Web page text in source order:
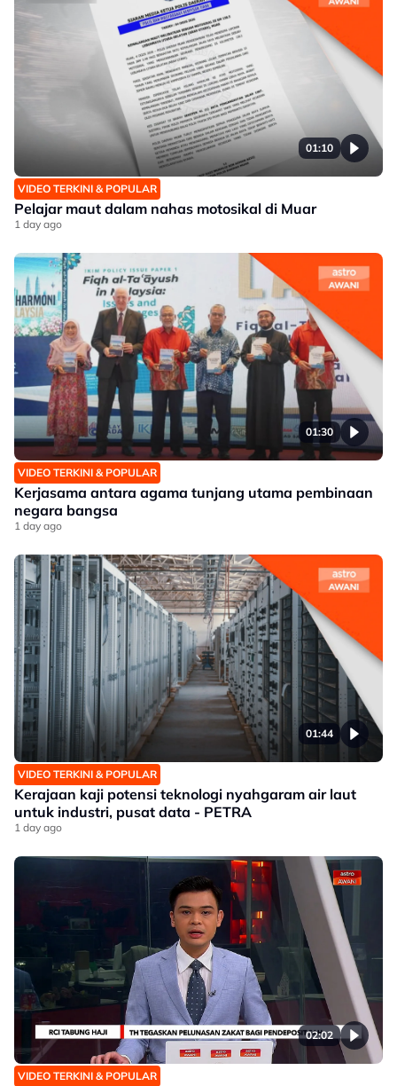
01:10
VIDEO TERKINI & POPULAR
Pelajar maut dalam nahas motosikal di Muar
1 day ago
01:30
VIDEO TERKINI & POPULAR
Kerjasama antara agama tunjang utama pembinaan
negara bangsa
1 day ago
01:44
VIDEO TERKINI & POPULAR
Kerajaan kaji potensi teknologi nyahgaram air laut
untuk industri, pusat data - PETRA
1 day ago
02:02
VIDEO TERKINI & POPULAR